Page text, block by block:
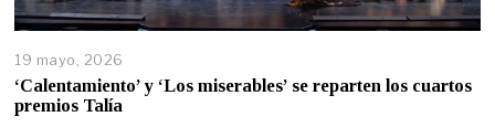
19 mayo, 2026
‘Calentamiento’ y ‘Los miserables’ se reparten los cuartos
premios Talía